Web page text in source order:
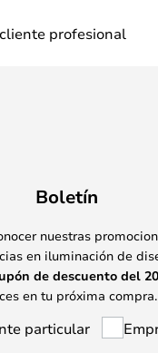
profesional
Boletín
nuestras
en iluminación de
de descuento del 20
en tu próxima compra.
particular